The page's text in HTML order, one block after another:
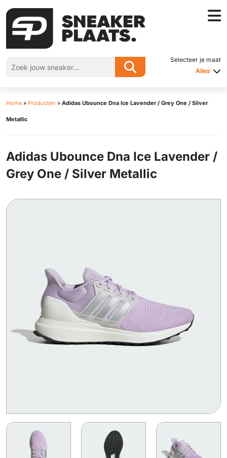
Selecteer je maat
Alles
Home » Producten » Adidas Ubounce Dna Ice Lavender / Grey One / Silver
Metallic
Adidas Ubounce Dna Ice Lavender /
Grey One / Silver Metallic